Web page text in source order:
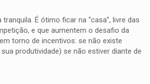
É ótimo ficar na “casa”, livre das
e que aumentem o desafio da
torno de incentivos: se não existe
produtividade) se não estiver diante de